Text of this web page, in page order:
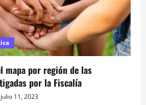
mapa por región de las
por la Fiscalía
julio 11, 2023